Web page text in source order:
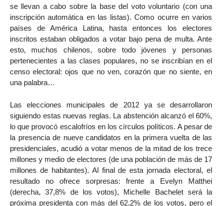
se llevan a cabo sobre la base del voto voluntario (con una
inscripción automática en las listas). Como ocurre en varios
países de América Latina, hasta entonces los electores
inscritos estaban obligados a votar bajo pena de multa. Ante
esto, muchos chilenos, sobre todo jóvenes y personas
pertenecientes a las clases populares, no se inscribían en el
censo electoral: ojos que no ven, corazón que no siente, en
una palabra…
Las elecciones municipales de 2012 ya se desarrollaron
siguiendo estas nuevas reglas. La abstención alcanzó el 60%,
lo que provocó escalofríos en los círculos políticos. A pesar de
la presencia de nueve candidatos en la primera vuelta de las
presidenciales, acudió a votar menos de la mitad de los trece
millones y medio de electores (de una población de más de 17
millones de habitantes). Al final de esta jornada electoral, el
resultado no ofrece sorpresas: frente a Evelyn Matthei
(derecha, 37,8% de los votos), Michelle Bachelet será la
próxima presidenta con más del 62,2% de los votos, pero el